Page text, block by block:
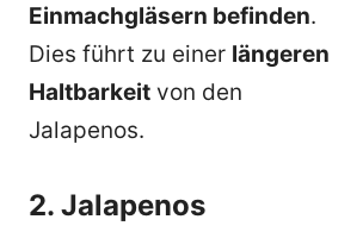
Einmachgläsern befinden.
Dies führt zu einer längeren
Haltbarkeit von den
Jalapenos.
2. Jalapenos